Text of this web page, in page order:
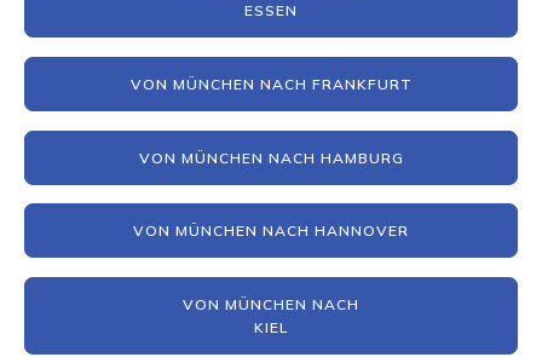
ESSEN
VON MÜNCHEN NACH FRANKFURT
VON MÜNCHEN NACH HAMBURG
VON MÜNCHEN NACH HANNOVER
VON MÜNCHEN NACH
KIEL